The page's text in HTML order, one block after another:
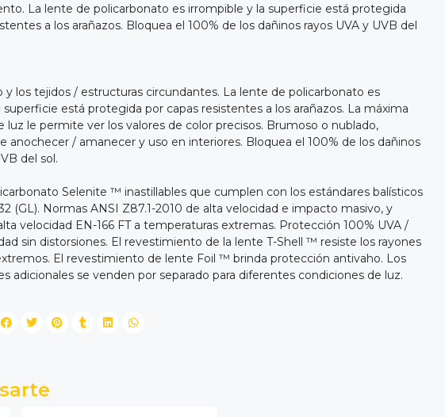
La lente de policarbonato es irrompible y la superficie está protegida
a los arañazos. Bloquea el 100% de los dañinos rayos UVA y UVB del
y los tejidos / estructuras circundantes. La lente de policarbonato es
superficie está protegida por capas resistentes a los arañazos. La máxima
luz le permite ver los valores de color precisos. Brumoso o nublado,
anochecer / amanecer y uso en interiores. Bloquea el 100% de los dañinos
del sol.
Selenite ™ inastillables que cumplen con los estándares balísticos
(GL). Normas ANSI Z87.1-2010 de alta velocidad e impacto masivo, y
velocidad EN-166 FT a temperaturas extremas. Protección 100% UVA /
sin distorsiones. El revestimiento de la lente T-Shell ™ resiste los rayones
El revestimiento de lente Foil ™ brinda protección antivaho. Los
adicionales se venden por separado para diferentes condiciones de luz.